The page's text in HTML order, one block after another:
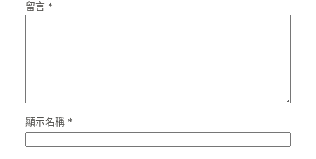
留言 *
顯示名稱 *